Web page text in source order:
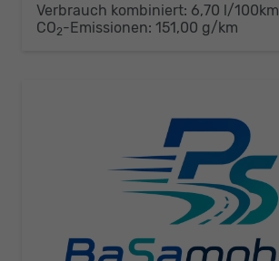
Verbrauch kombiniert: 6,70 l/100km
CO2-Emissionen: 151,00 g/km